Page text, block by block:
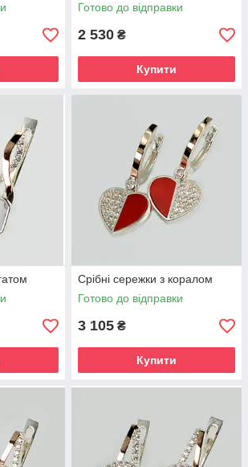
Готово до відправки
2 530 ₴
Купити
Срібні сережки з коралом
Готово до відправки
3 105 ₴
Купити